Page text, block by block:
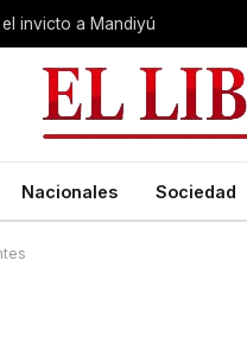
invicto a Mandiyú
Nacionales Sociedad